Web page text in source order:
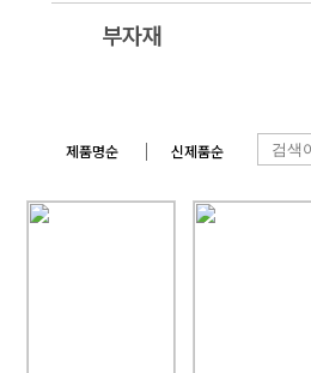
부자재
제품명순 신제품순